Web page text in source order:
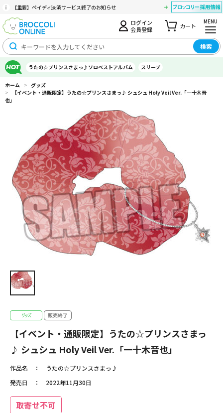
【重要】ペイディ決済サービス終了のお知らせ
ログイン
会員登録
カート
MENU
検索
うたの☆プリンスさまっ♪ソロベストアルバム スリーブ
ホーム > グッズ
>
【イベント・通販限定】うたの☆プリンスさまっ♪ シュシュ Holy Veil Ver.「一十木音
也」
【イベント・通販限定】うたの☆プリンスさまっ
♪ シュシュ Holy Veil Ver.「一十木音也」
作品名
うたの☆プリンスさまっ♪
発売日
2022年11月30日
取寄せ不可